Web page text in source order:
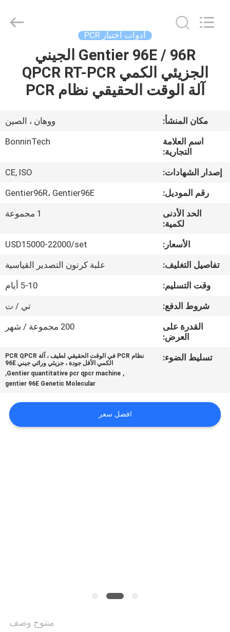
منتجات
أشرطة
فيديو
معلومات
جولة
المعمل
رقابة
جودة
اقتباس
Copyright
Technology
Ltd..
Reserved.
أدوات اختبار PCR
Gentier 96E / 96R الجيني
الجزيئي الكمي QPCR RT-PCR
آلة الوقت الحقيقي نظام PCR
مكان المنشأ:
ووهان ، الصين
اسم العلامة
التجارية:
BonninTech
إصدار الشهادات:
CE, ISO
رقم الموديل:
Gentier96R، Gentier96E
الحد الأدنى
لكمية:
1 مجموعة
الأسعار:
USD15000-22000/set
تفاصيل التغليف:
علبة كرتون التصدير القياسية
وقت التسليم:
5-10 أيام
شروط الدفع:
تي / ت
القدرة على
العرض:
200 مجموعة / شهر
تسليط الضوء:
نظام PCR في الوقت الحقيقي لطيف ، آلة PCR QPCR
الكمي الأقل جودة ، جزيئي وراثي جيني 96E
,
Gentier quantitative pcr qpcr machine
,
gentier 96E Genetic Molecular
افضل سعر
منتوج وصف